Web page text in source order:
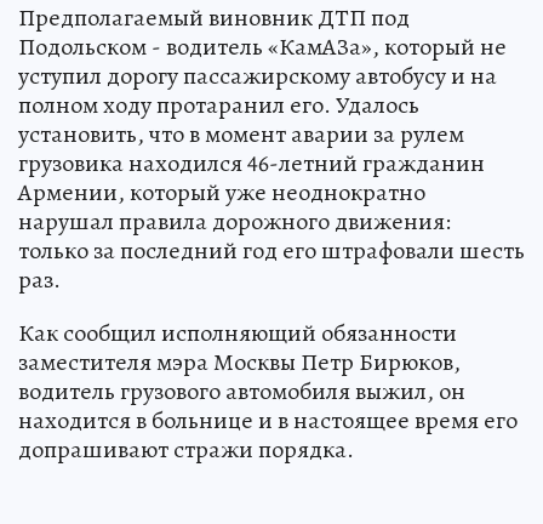
Предполагаемый виновник ДТП под
Подольском - водитель «КамАЗа», который не
уступил дорогу пассажирскому автобусу и на
полном ходу протаранил его. Удалось
установить, что в момент аварии за рулем
грузовика находился 46-летний гражданин
Армении, который уже неоднократно
нарушал правила дорожного движения:
только за последний год его штрафовали шесть
раз.
Как сообщил исполняющий обязанности
заместителя мэра Москвы Петр Бирюков,
водитель грузового автомобиля выжил, он
находится в больнице и в настоящее время его
допрашивают стражи порядка.